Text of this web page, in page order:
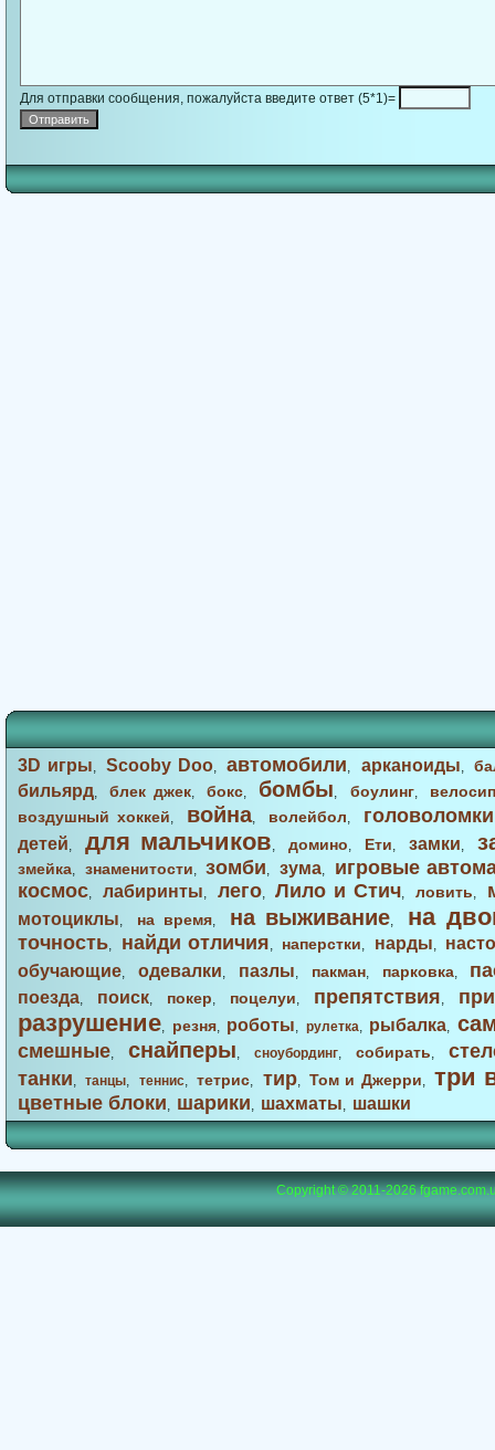
Для отправки сообщения, пожалуйста введите ответ (5*1)=
3D игры,Scooby Doo,автомобили, арканоиды,
бильярд,блек джек,бокс, бомбы, боулинг,
воздушный хоккей, война, волейбол, головоломки
детей, для мальчиков, домино, Ети, замки,
змейка, знаменитости,зомби, зума,
игровые
космос, лабиринты, лего,Лило и Стич,ловить,
мотоциклы, на время, на выживание, на
точность, найди отличия, наперстки, нарды,
обучающие, одевалки, пазлы, пакман, парковка,
поезда, поиск, покер, поцелуи, препятствия,
разрушение, резня, роботы, рулетка, рыбалка,
смешные, снайперы, сноубординг, собирать,
танки,танцы, теннис,тетрис, тир,Том и Джерри, три
цветные блоки, шарики, шахматы, шашки
Copyright © 2011-2026